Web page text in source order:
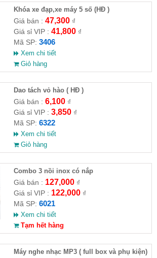
Khóa xe đạp,xe máy 5 số (HĐ )
Giá bán : 47,300₫
Giá sỉ VIP : 41,800₫
Mã SP: 3406
Xem chi tiết
Giỏ hàng
Dao tách vỏ hào ( HĐ )
Giá bán : 6,100₫
Giá sỉ VIP : 3,850₫
Mã SP: 6322
Xem chi tiết
Giỏ hàng
Combo 3 nồi inox có nắp
Giá bán : 127,000₫
Giá sỉ VIP : 122,000₫
Mã SP: 6021
Xem chi tiết
Tạm hết hàng
Máy nghe nhạc MP3 ( full box và phụ kiện)